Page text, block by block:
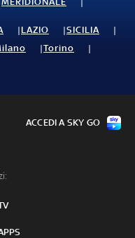
LAZIO
SICILIA
Torino
ACCEDI A SKY GO